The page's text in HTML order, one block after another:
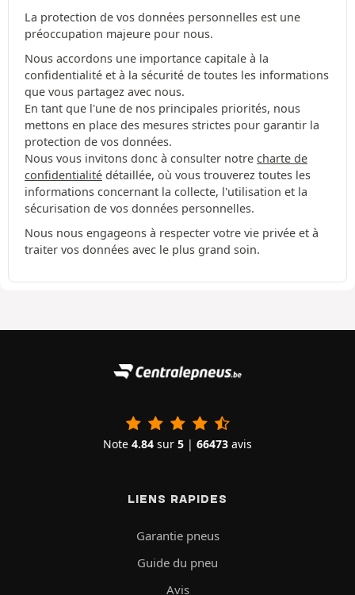
La protection de vos données personnelles est une
préoccupation majeure pour nous.
Nous accordons une importance capitale à la
confidentialité et à la sécurité de toutes les informations
que vous partagez avec nous.
En tant que l'une de nos principales priorités, nous
mettons en place des mesures strictes pour garantir la
protection de vos données.
Nous vous invitons donc à consulter notre charte de
confidentialité détaillée, où vous trouverez toutes les
informations concernant la collecte, l'utilisation et la
sécurisation de vos données personnelles.
Nous nous engageons à respecter votre vie privée et à
traiter vos données avec le plus grand soin.
Note 4.84 sur 5 | 66473 avis
LIENS RAPIDES
Garantie pneus
Guide du pneu
Avis